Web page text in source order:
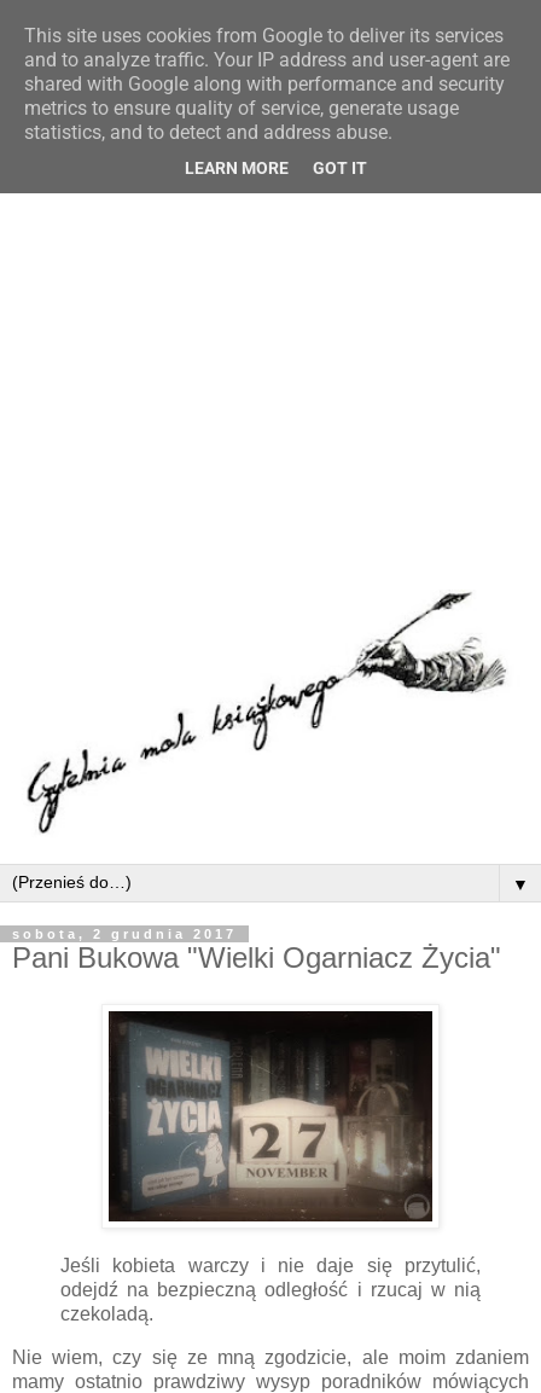
▼
sobota, 2 grudnia 2017
Pani Bukowa "Wielki Ogarniacz Życia"
Jeśli kobieta warczy i nie daje się przytulić,
odejdź na bezpieczną odległość i rzucaj w nią
czekoladą.
Nie wiem, czy się ze mną zgodzicie, ale moim zdaniem
mamy ostatnio prawdziwy wysyp poradników mówiących
This site uses cookies from Google to deliver its services
and to analyze traffic. Your IP address and user-agent are
shared with Google along with performance and security
metrics to ensure quality of service, generate usage
statistics, and to detect and address abuse.
LEARN MORE GOT IT